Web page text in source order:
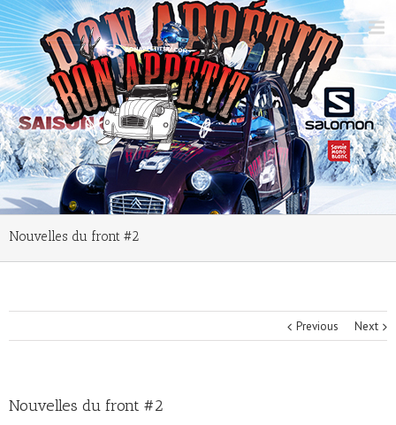
Nouvelles du front #2
Previous Next
Nouvelles du front #2